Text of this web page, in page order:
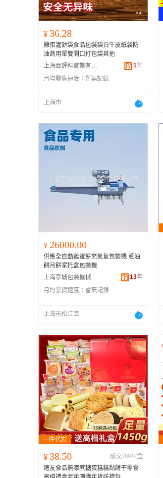
¥ 36.28
雞蛋灌餅袋食品包裝袋白牛皮紙袋防
油商用單雙開口打包袋其他
上海吞評科實業有限公司
1年
月均發貨速度： 暫無記錄
上海市
¥ 26000.00
供應全自動雞蛋餅充氮氣包裝機 蔥油
餅月餅家托盒包裝機
上海亭城包裝機械制造有限公司
13年
月均發貨速度： 暫無記錄
上海市松江區
¥ 38.50
成交20947盒
糖友食品無添蔗糖蛋糕糕點餅干零食